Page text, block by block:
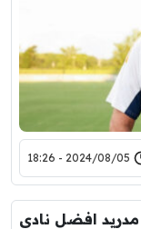
2024/08/05 - 18:26
مدريد افضل نادي